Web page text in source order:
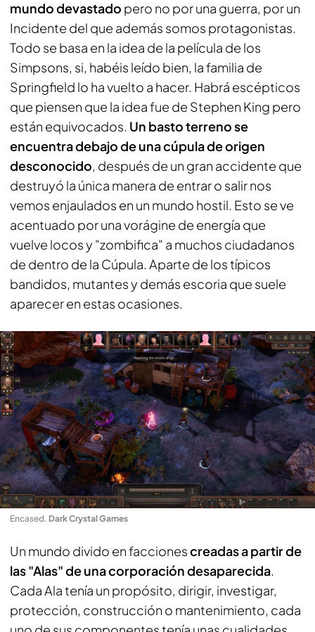
mundo devastado pero no por una guerra, por un
Incidente del que además somos protagonistas.
Todo se basa en la idea de la película de los
Simpsons, si, habéis leído bien, la familia de
Springfield lo ha vuelto a hacer. Habrá escépticos
que piensen que la idea fue de Stephen King pero
están equivocados. Un basto terreno se
encuentra debajo de una cúpula de origen
desconocido, después de un gran accidente que
destruyó la única manera de entrar o salir nos
vemos enjaulados en un mundo hostil. Esto se ve
acentuado por una vorágine de energía que
vuelve locos y "zombifica" a muchos ciudadanos
de dentro de la Cúpula. Aparte de los típicos
bandidos, mutantes y demás escoria que suele
aparecer en estas ocasiones.
Encased. Dark Crystal Games
Un mundo divido en faccionescreadas a partir de
las "Alas" de una corporación desaparecida.
Cada Ala tenía un propósito, dirigir, investigar,
protección, construcción o mantenimiento, cada